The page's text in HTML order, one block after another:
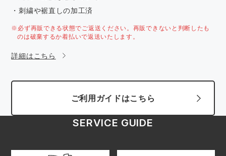
・刺繍や裾直しの加工済
※必ず再販できる状態でご返送ください。再販できないと判断したも
のは破棄するか着払いで返送いたします。
詳細はこちら
ご利用ガイドはこちら
SERVICE GUIDE